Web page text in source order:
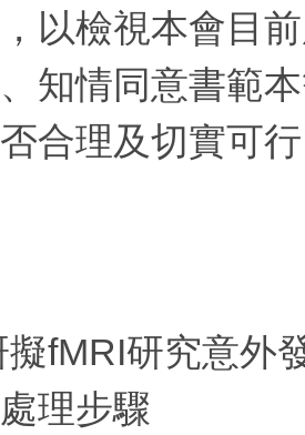
以檢視本會目
知情同意書範
合理及切實可
擬fMRI研究意外
理步驟